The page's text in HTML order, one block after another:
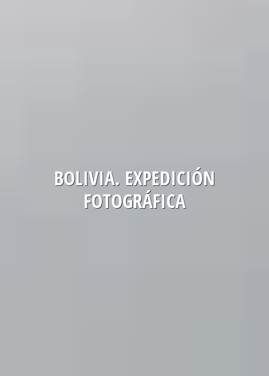
BOLIVIA. EXPEDICIÓN
FOTOGRÁFICA